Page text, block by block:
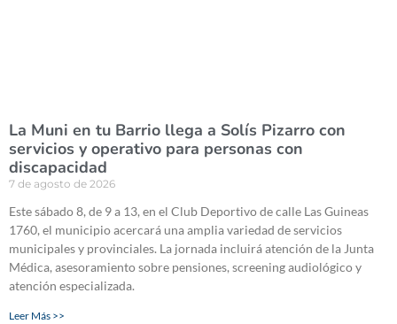
La Muni en tu Barrio llega a Solís Pizarro con
servicios y operativo para personas con
discapacidad
7 de agosto de 2026
Este sábado 8, de 9 a 13, en el Club Deportivo de calle Las Guineas
1760, el municipio acercará una amplia variedad de servicios
municipales y provinciales. La jornada incluirá atención de la Junta
Médica, asesoramiento sobre pensiones, screening audiológico y
atención especializada.
Leer Más >>